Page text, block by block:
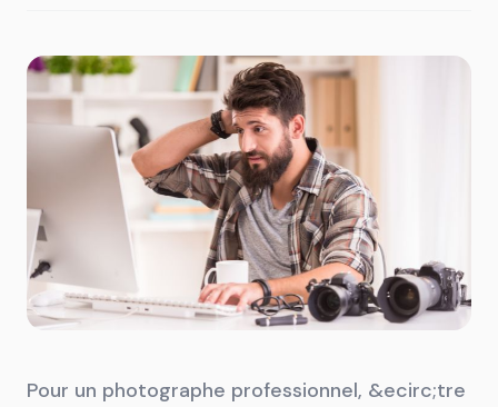
Pour un photographe professionnel, &ecirc;tre